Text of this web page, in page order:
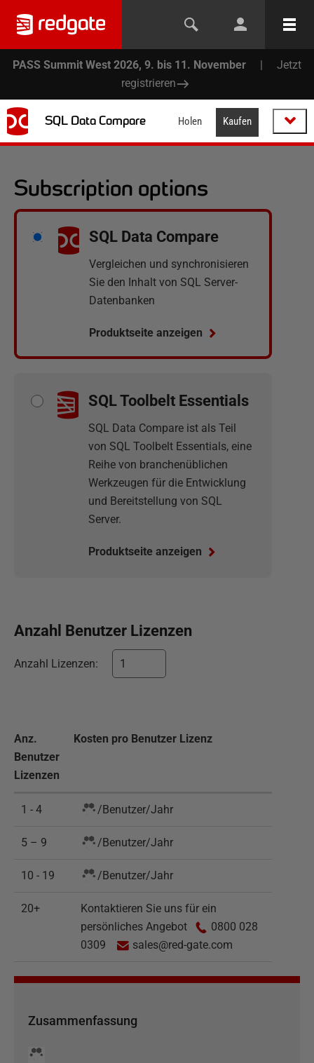
PASS Summit West 2026, 9. bis 11. November |
Jetzt
registrieren
SQL Data Compare Holen Kaufen
Subscription options
SQL Data Compare
Vergleichen und synchronisieren
Sie den Inhalt von SQL Server-
Datenbanken
Produktseite anzeigen
SQL Toolbelt Essentials
SQL Data Compare ist als Teil
von SQL Toolbelt Essentials, eine
Reihe von branchenüblichen
Werkzeugen für die Entwicklung
und Bereitstellung von SQL
Server.
Produktseite anzeigen
Anzahl Benutzer Lizenzen
Anzahl Lizenzen:
Anz.
Benutzer
Lizenzen
Kosten pro Benutzer Lizenz
1 - 4 /Benutzer/Jahr
5 – 9 /Benutzer/Jahr
10 - 19 /Benutzer/Jahr
20+
Kontaktieren Sie uns für ein
persönliches Angebot
0800 028
0309
sales@red-gate.com
Zusammenfassung